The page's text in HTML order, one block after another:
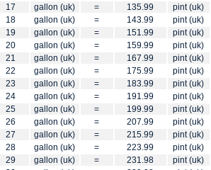
17
gallon (uk) = 135.99
pint (uk)
18
gallon (uk) = 143.99
pint (uk)
19
gallon (uk) = 151.99
pint (uk)
20
gallon (uk) = 159.99
pint (uk)
21
gallon (uk) = 167.99
pint (uk)
22
gallon (uk) = 175.99
pint (uk)
23
gallon (uk) = 183.99
pint (uk)
24
gallon (uk) = 191.99
pint (uk)
25
gallon (uk) = 199.99
pint (uk)
26
gallon (uk) = 207.99
pint (uk)
27
gallon (uk) = 215.99
pint (uk)
28
gallon (uk) = 223.99
pint (uk)
29
gallon (uk) = 231.98
pint (uk)